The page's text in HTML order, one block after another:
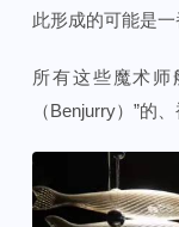
此形成的可能是一
所有这些魔术
（Benjurry）”的